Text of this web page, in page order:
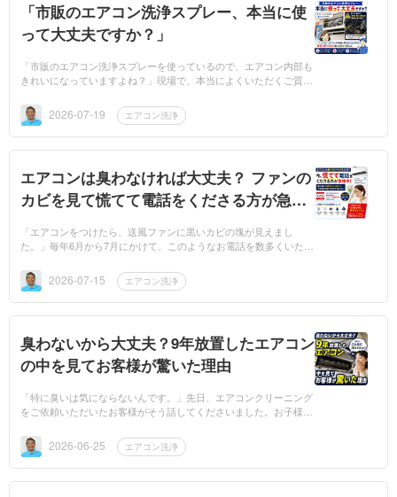
「市販のエアコン洗浄スプレー、本当に使
って大丈夫ですか？」
「市販のエアコン洗浄スプレーを使っているので、エアコン内部も
きれいになっていますよね？」現場で、本当によくいただくご質問
「これ1本...2026-07-19 エアコン洗浄
エアコンは臭わなければ大丈夫？ ファンの
カビを見て慌てて電話をくださる方が急増
「エアコンをつけたら、送風ファンに黒いカビの塊が見えまし
た。」毎年6月から7月にかけて、このようなお電話を数多くいただ
で、このまま使う...
2026-07-15 エアコン洗浄
臭わないから大丈夫？9年放置したエアコン
の中を見てお客様が驚いた理由
「特に臭いは気にならないんです。」先日、エアコンクリーニング
をご依頼いただいたお客様がそう話してくださいました。お子様の
霧ヶ峰 MSZ...
2026-06-25 エアコン洗浄